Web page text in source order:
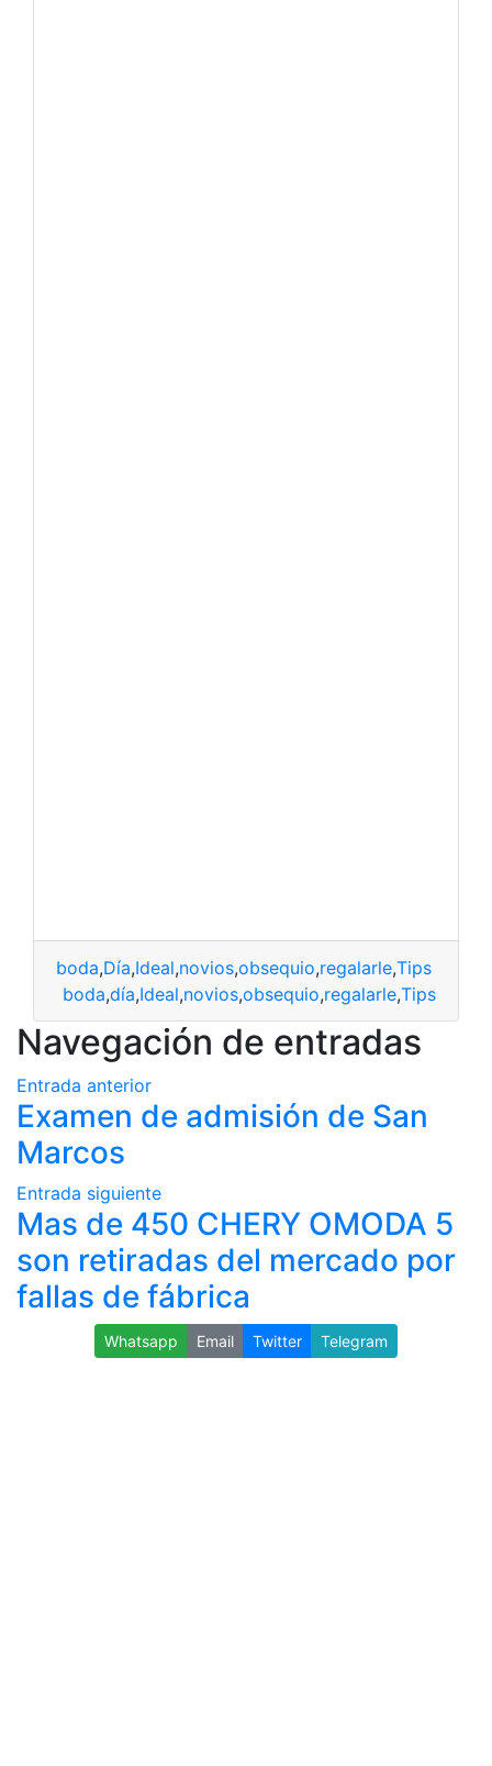
boda,Día,Ideal,novios,obsequio,regalarle,Tips
boda,día,Ideal,novios,obsequio,regalarle,Tips
Navegación de entradas
Entrada anterior
Examen de admisión de San
Marcos
Entrada siguiente
Mas de 450 CHERY OMODA 5
son retiradas del mercado por
fallas de fábrica
Whatsapp Email Twitter Telegram